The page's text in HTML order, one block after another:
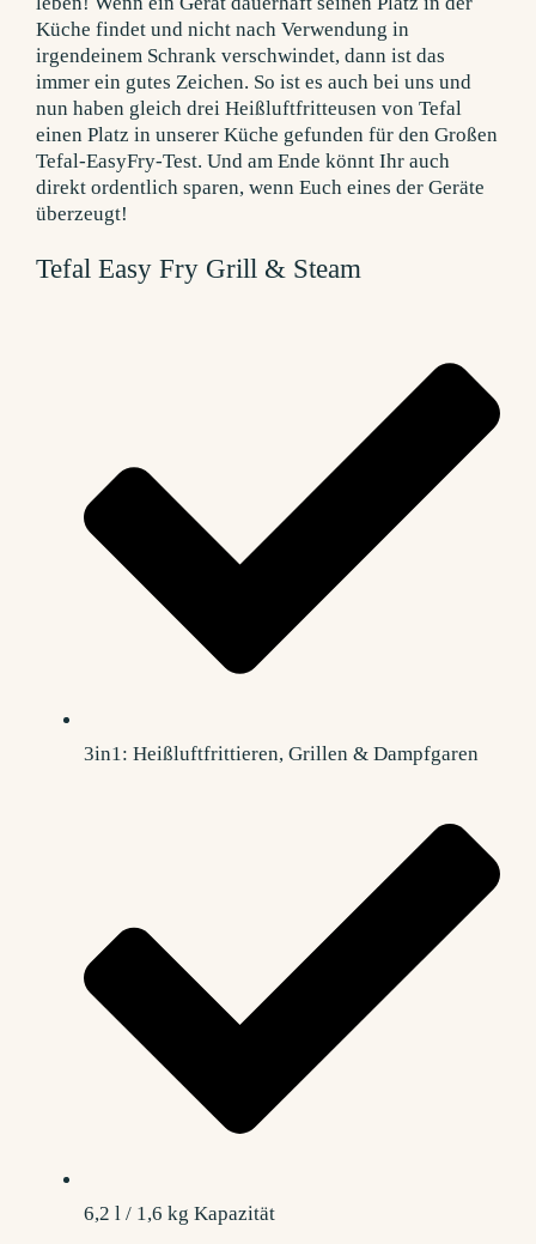
Tefal Easy Fry Grill & Steam
3in1: Heißluftfrittieren, Grillen & Dampfgaren
6,2 l / 1,6 kg Kapazität